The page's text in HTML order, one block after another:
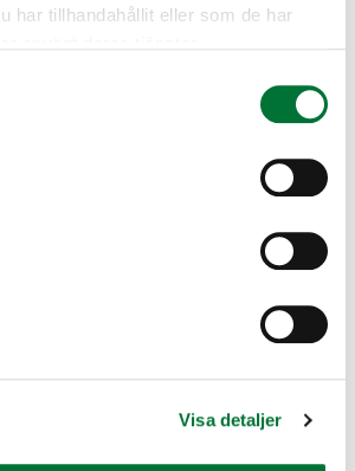
har tillhandahållit eller som de har
Visa detaljer